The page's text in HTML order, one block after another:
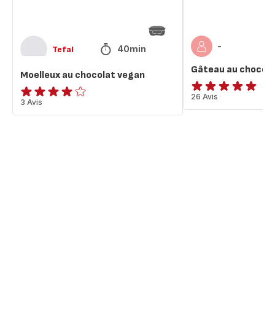
Tefal 40min
Moelleux au chocolat vegan
Avis
4
3 Avis
-
Gâteau au
ratings.4.9
26 Avis